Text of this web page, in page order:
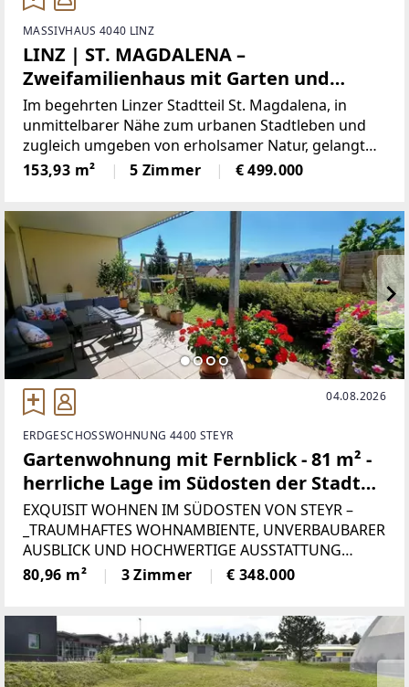
MASSIVHAUS 4040 LINZ
LINZ | ST. MAGDALENA –
Zweifamilienhaus mit Garten und
Doppelgarage in TOP-LAGE!
Im begehrten Linzer Stadtteil St. Magdalena, in
unmittelbarer Nähe zum urbanen Stadtleben und
zugleich umgeben von erholsamer Natur, gelangt
dieses charmante Zweifamilienhaus zum Verkauf.
Die Liegenschaft erstreckt sich über ein attraktives
153,93 m² 5 Zimmer € 499.000
04.08.2026
ERDGESCHOSSWOHNUNG 4400 STEYR
Gartenwohnung mit Fernblick - 81 m² -
herrliche Lage im Südosten der Stadt
Steyr
EXQUISIT WOHNEN IM SÜDOSTEN VON STEYR –
_TRAUMHAFTES WOHNAMBIENTE, UNVERBAUBARER
AUSBLICK UND HOCHWERTIGE AUSSTATTUNG
VERLEIHEN DER EIGENTUMSWOHNUNG CHIC &
EXTRAVAGANZ!_NEBEN DER RENOMMIERTEN,
80,96 m² 3 Zimmer € 348.000